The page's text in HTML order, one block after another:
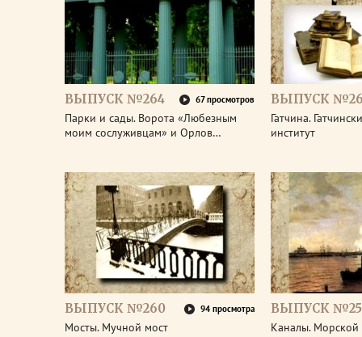
ВЫПУСК №264 67 просмотров
Парки и сады. Ворота «Любезным
моим сослуживцам» и Орлов…
ВЫПУСК
Гатчина.
институт
ВЫПУСК №260 94 просмотра
Мосты. Мучной мост
ВЫПУСК
Каналы. Морской